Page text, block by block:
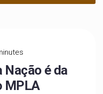
Nação é da
MPLA